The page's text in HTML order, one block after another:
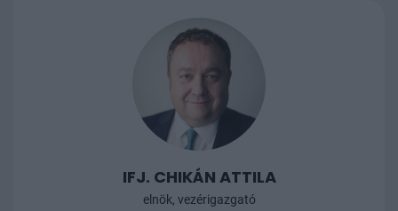
IFJ. CHIKÁN ATTILA
elnök, vezérigazgató